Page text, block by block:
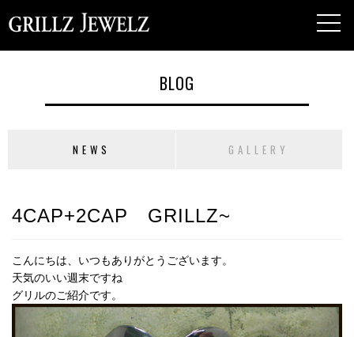
BLOG
NEWS GALLERY
4CAP+2CAP GRILLZ~
こんにちは、いつもありがとうございます。
天気のいい週末ですね
グリルのご紹介です。